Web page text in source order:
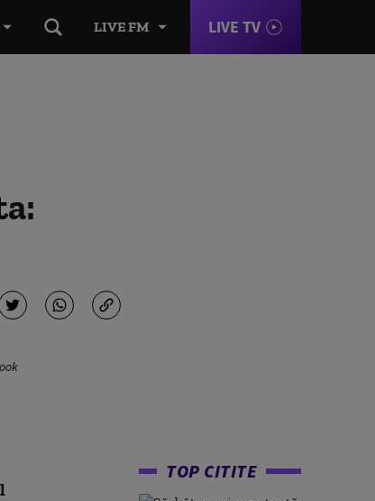
LIVE FM LIVE TV
TOP CITITE